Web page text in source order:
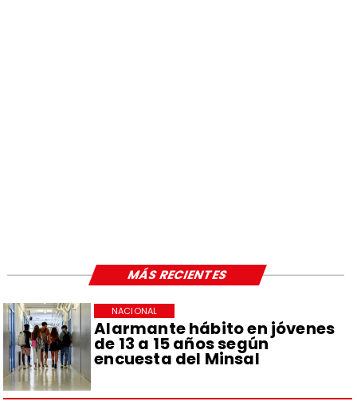
Alarmante hábito en jóvenes
de 13 a 15 años según
encuesta del Minsal
NACIONAL
MÁS RECIENTES